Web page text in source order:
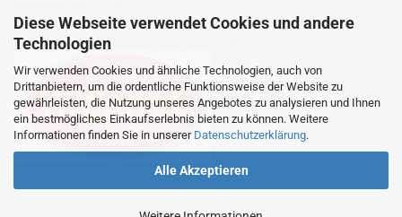
Diese Webseite verwendet Cookies und andere
Technologien
Wir verwenden Cookies und ähnliche Technologien, auch von
Drittanbietern, um die ordentliche Funktionsweise der Website zu
gewährleisten, die Nutzung unseres Angebotes zu analysieren und Ihnen
ein bestmögliches Einkaufserlebnis bieten zu können. Weitere
Informationen finden Sie in unserer Datenschutzerklärung.
Alle Akzeptieren
Klicken Sie auf den Button,
wenn Sie Ihren Kaufvertrag widerrufen wollen: